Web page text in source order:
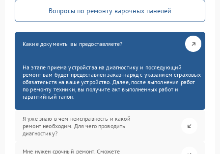
Вопросы по ремонту варочных панелей
Какие документы вы предоставляете?
На этапе приема устройства на диагностику и последующий
ремонт вам будет предоставлен заказ-наряд с указанием страховых
обязательств на ваше устройство. Далее, после выполнения работ
по ремонту техники, вы получите акт выполненных работ и
гарантийный талон.
Я уже знаю в чем неисправность и какой
ремонт необходим. Для чего проводить
диагностику?
Мне нужен срочный ремонт. Сможете